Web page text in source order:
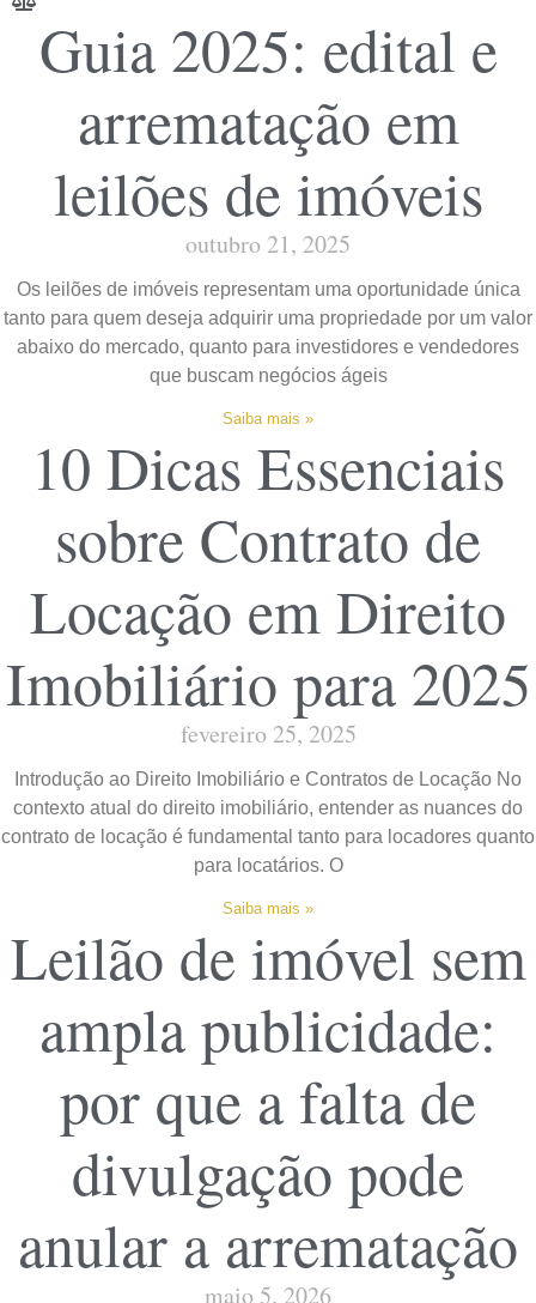
Guia 2025: edital e
arrematação em
leilões de imóveis
outubro 21, 2025
Os leilões de imóveis representam uma oportunidade única
tanto para quem deseja adquirir uma propriedade por um valor
abaixo do mercado, quanto para investidores e vendedores
que buscam negócios ágeis
Saiba mais »
10 Dicas Essenciais
sobre Contrato de
Locação em Direito
Imobiliário para 2025
fevereiro 25, 2025
Introdução ao Direito Imobiliário e Contratos de Locação No
contexto atual do direito imobiliário, entender as nuances do
contrato de locação é fundamental tanto para locadores quanto
para locatários. O
Saiba mais »
Leilão de imóvel sem
ampla publicidade:
por que a falta de
divulgação pode
anular a arrematação
maio 5, 2026